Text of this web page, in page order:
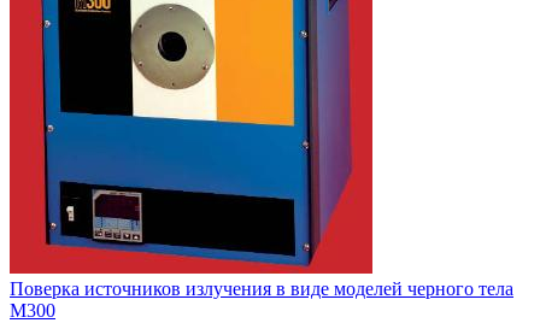
Поверка источников излучения в виде моделей черного тела
М300